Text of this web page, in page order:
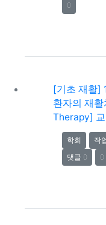
0
[기초 재활]
환자의 재
Therapy]
학회 작
댓글 0
0